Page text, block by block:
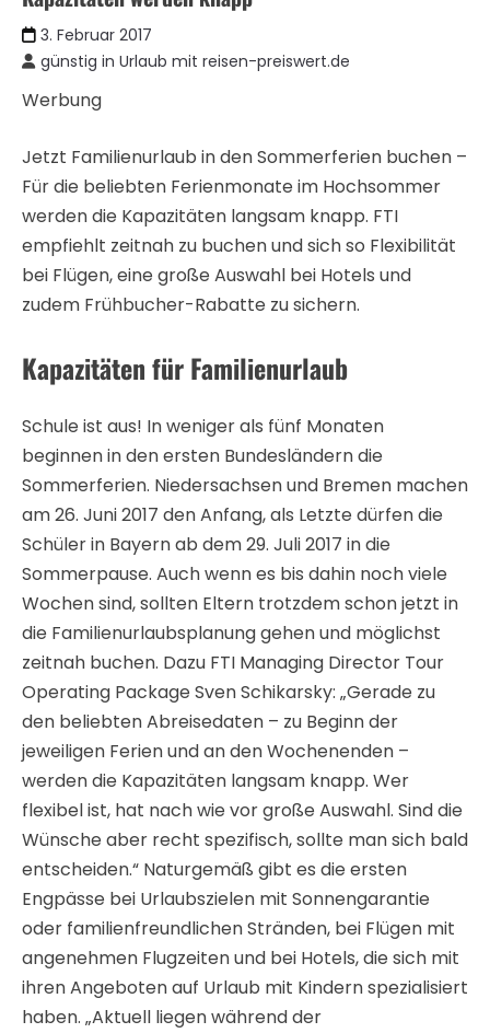
3. Februar 2017
günstig in Urlaub mit reisen-preiswert.de
Werbung
Jetzt Familienurlaub in den Sommerferien buchen –
Für die beliebten Ferienmonate im Hochsommer
werden die Kapazitäten langsam knapp. FTI
empfiehlt zeitnah zu buchen und sich so Flexibilität
bei Flügen, eine große Auswahl bei Hotels und
zudem Frühbucher-Rabatte zu sichern.
Kapazitäten für Familienurlaub
Schule ist aus! In weniger als fünf Monaten
beginnen in den ersten Bundesländern die
Sommerferien. Niedersachsen und Bremen machen
am 26. Juni 2017 den Anfang, als Letzte dürfen die
Schüler in Bayern ab dem 29. Juli 2017 in die
Sommerpause. Auch wenn es bis dahin noch viele
Wochen sind, sollten Eltern trotzdem schon jetzt in
die Familienurlaubsplanung gehen und möglichst
zeitnah buchen. Dazu FTI Managing Director Tour
Operating Package Sven Schikarsky: „Gerade zu
den beliebten Abreisedaten – zu Beginn der
jeweiligen Ferien und an den Wochenenden –
werden die Kapazitäten langsam knapp. Wer
flexibel ist, hat nach wie vor große Auswahl. Sind die
Wünsche aber recht spezifisch, sollte man sich bald
entscheiden.“ Naturgemäß gibt es die ersten
Engpässe bei Urlaubszielen mit Sonnengarantie
oder familienfreundlichen Stränden, bei Flügen mit
angenehmen Flugzeiten und bei Hotels, die sich mit
ihren Angeboten auf Urlaub mit Kindern spezialisiert
haben. „Aktuell liegen während der